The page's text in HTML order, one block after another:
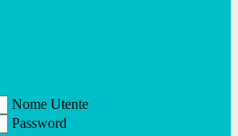
Nome Utente
Password